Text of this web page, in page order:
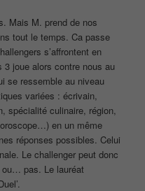
Mais M. prend de nos
tout le temps. Ca passe
s’affrontent en
3 joue alors contre nous au
se ressemble au niveau
variées : écrivain,
spécialité culinaire, région,
en un même
réponses possibles. Celui
Le challenger peut donc
ou… pas. Le lauréat